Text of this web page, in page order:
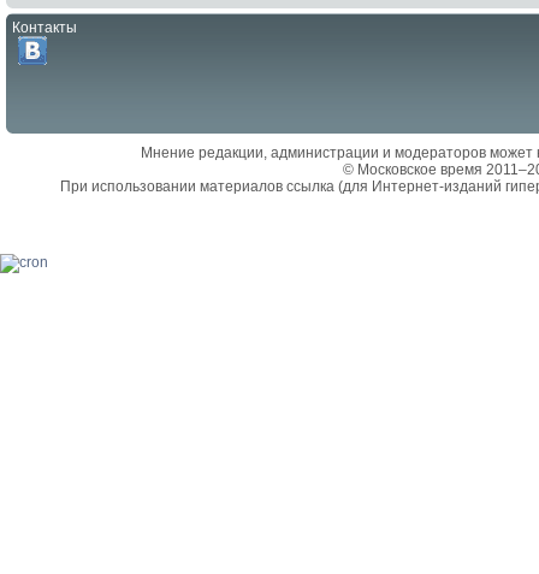
Контакты
Мнение редакции, администрации и модераторов может
© Московское время
При использовании материалов ссылка (для Интернет-изданий